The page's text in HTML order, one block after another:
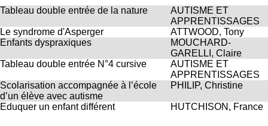
Tableau double entrée de la nature
AUTISME ET
APPRENTISSAGES
Le syndrome d'Asperger
ATTWOOD, Tony
Enfants dyspraxiques
MOUCHARD-
GARELLI, Claire
Tableau double entrée N°4 cursive
AUTISME ET
APPRENTISSAGES
Scolarisation accompagnée à l’école
d’un élève avec autisme
PHILIP, Christine
Eduquer un enfant différent HUTCHISON, France
l
F
-
6
6
7
7
B
R
O